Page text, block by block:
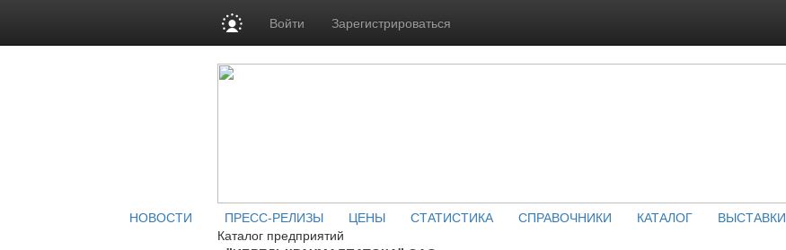
Войти Зарегистрироваться
НОВОСТИ ПРЕСС-РЕЛИЗЫ ЦЕНЫ СТАТИСТИКА СПРАВОЧНИКИ КАТАЛОГ ВЫСТАВКИ
Каталог предприятий